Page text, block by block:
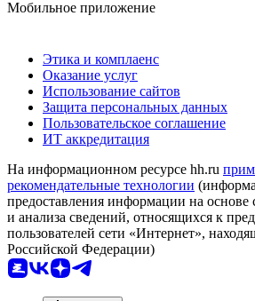
Мобильное приложение
Этика и комплаенс
Оказание услуг
Использование сайтов
Защита персональных данных
Пользовательское соглашение
ИТ аккредитация
На информационном ресурсе hh.ru
рекомендательные технологии
предоставления информации на основе
и анализа сведений, относящихся к
пользователей сети «Интернет»,
Российской Федерации)